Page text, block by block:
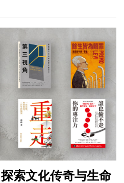
索文化传奇与生命